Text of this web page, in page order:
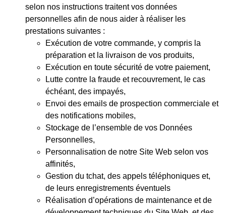
selon nos instructions traitent vos données
personnelles afin de nous aider à réaliser les
prestations suivantes :
Exécution de votre commande, y compris la
préparation et la livraison de vos produits,
Exécution en toute sécurité de votre paiement,
Lutte contre la fraude et recouvrement, le cas
échéant, des impayés,
Envoi des emails de prospection commerciale et
des notifications mobiles,
Stockage de l’ensemble de vos Données
Personnelles,
Personnalisation de notre Site Web selon vos
affinités,
Gestion du tchat, des appels téléphoniques et,
de leurs enregistrements éventuels
Réalisation d’opérations de maintenance et de